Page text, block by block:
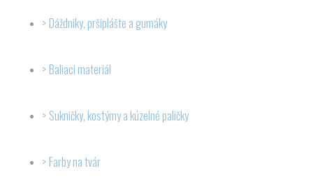
Dáždniky, pršiplášte a gumáky
Baliaci materiál
Sukničky, kostýmy a kúzelné paličky
Farby na tvár